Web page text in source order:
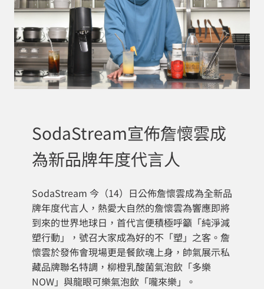
SodaStream宣佈詹懷雲成
為新品牌年度代言人
SodaStream 今（14）日公佈詹懷雲成為全新品
牌年度代言人，熱愛大自然的詹懷雲為響應即將
到來的世界地球日，首代言便積極呼籲「純淨減
塑行動」，號召大家成為好的不「塑」之客。詹
懷雲於發佈會現場更是餐飲魂上身，帥氣展示私
藏品牌聯名特調，柳橙乳酸菌氣泡飲「多樂
NOW」與龍眼可樂氣泡飲「嚨來樂」。